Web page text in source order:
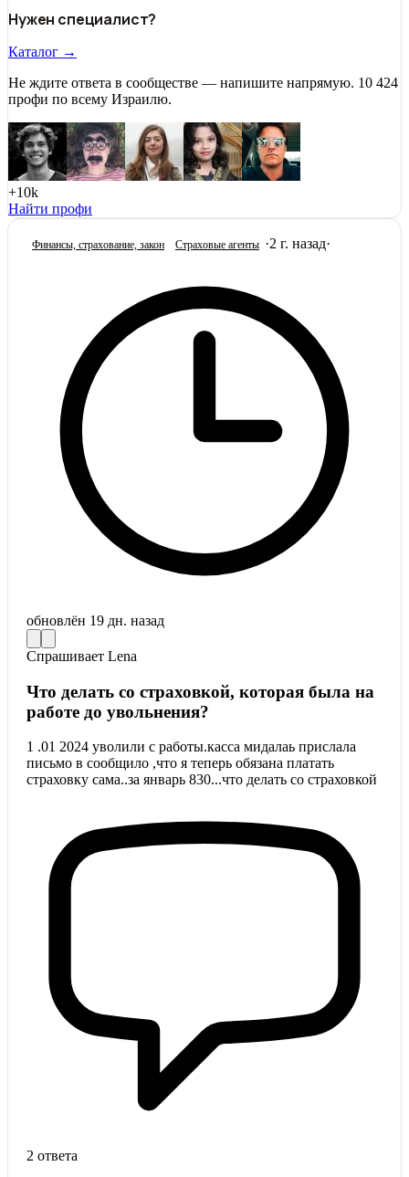
Нужен специалист?
Каталог →
Не ждите ответа в сообществе — напишите напрямую. 10 424
профи по всему Израилю.
+10k
Найти профи
Финансы, страхование, закон Страховые агенты ·2 г. назад·
обновлён 19 дн. назад
Спрашивает Lena
Что делать со страховкой, которая была на
работе до увольнения?
1 .01 2024 уволили с работы.касса мидалаь прислала
письмо в сообщило ,что я теперь обязана платать
страховку сама..за январь 830...что делать со страховкой
2 ответа